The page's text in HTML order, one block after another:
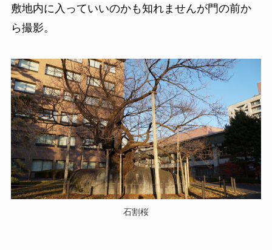
敷地内に入っていいのかも知れませんが門の前か
ら撮影。
石割桜